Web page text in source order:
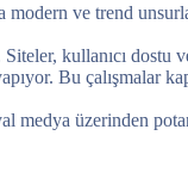
ve trend
kullanıcı dostu
Bu çalışmalar
medya üzerinden